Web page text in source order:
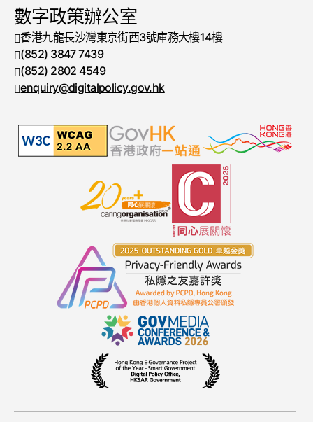
數字政策辦公室
香港九龍長沙灣東京街西3號庫務大樓14樓
電話號碼
(852) 3847 7439
傳真號碼
(852) 2802 4549
enquiry@digitalpolicy.gov.hk